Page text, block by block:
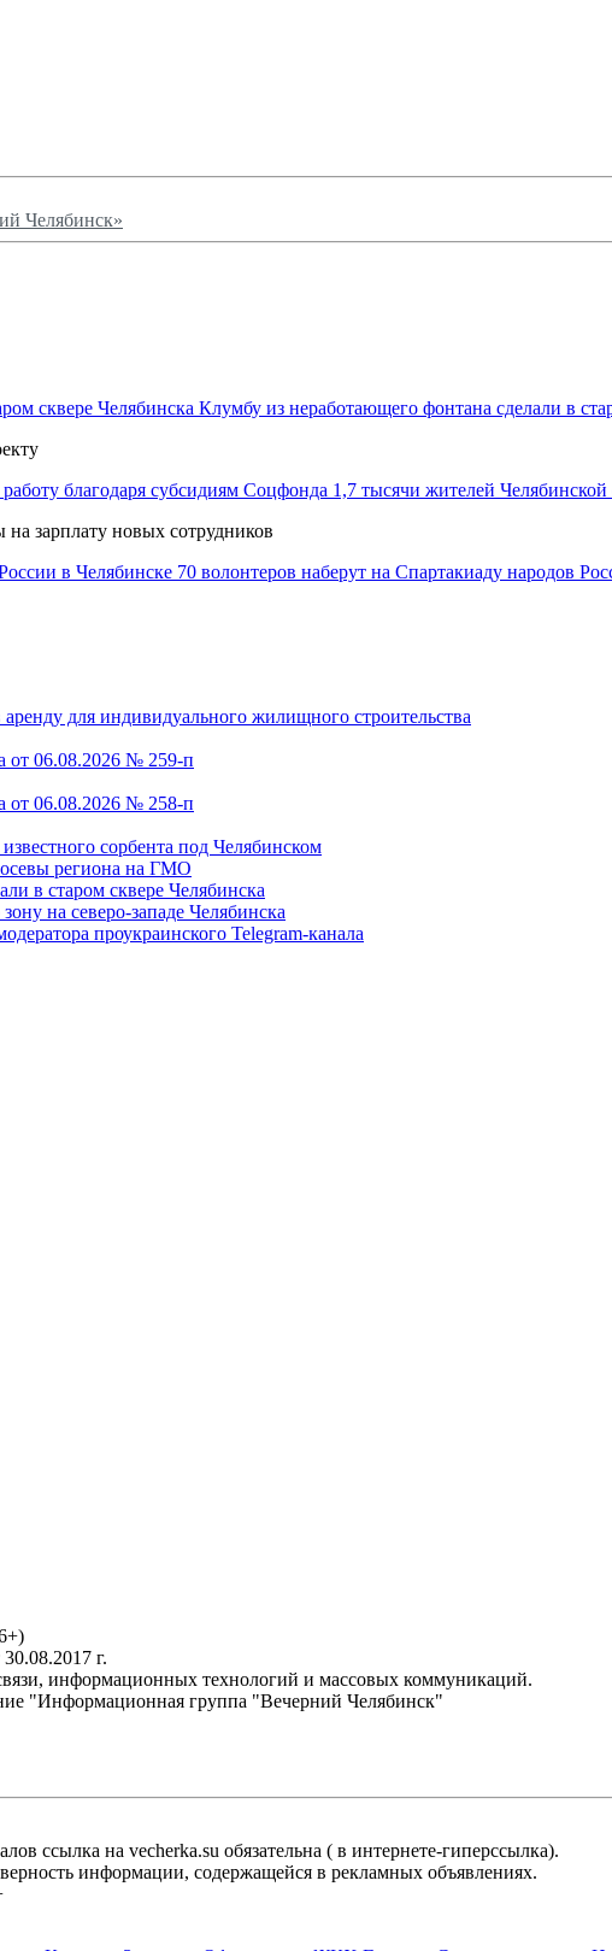
Челябинск»
Клумбу из неработающего фонтана сделали в
1,7 тысячи жителей
зарплату новых сотрудников
70 волонтеров наберут на Спартакиаду народов
для индивидуального жилищного строительства
от 06.08.2026 № 259-п
от 06.08.2026 № 258-п
сорбента под Челябинском
региона на ГМО
в старом сквере Челябинска
на северо-западе Челябинска
проукраинского Telegram-канала
г.
информационных технологий и массовых коммуникаций.
"Информационная группа "Вечерний Челябинск"
ссылка на vecherka.su обязательна ( в интернете-гиперссылка).
информации, содержащейся в рекламных объявлениях.